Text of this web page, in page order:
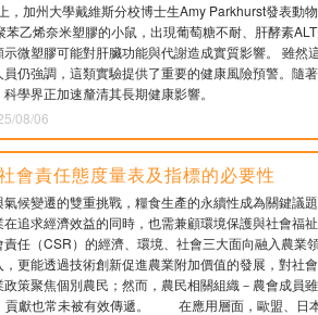
，加州大學戴維斯分校博士生Amy Parkhurst發表動
苯乙烯奈米塑膠的小鼠，出現葡萄糖不耐、肝酵素
微塑膠可能對肝臟功能與代謝造成實質影響。 雖然
員仍強調，這類實驗提供了重要的健康風險預警。隨
學界正加速釐清其長期健康影響。
08/06
會責任態度量表及指標的必要性
候變遷的雙重挑戰，糧食生產的永續性成為關鍵議
追求經濟效益的同時，也需兼顧環境保護與社會福
任（CSR）的經濟、環境、社會三大面向融入農業
更能透過技術創新促進農業附加價值的發展，對社
策聚焦個別農民；然而，農民相關組織－農會成員
貢獻也常未被有效傳遞。 在應用層面，歐盟、日